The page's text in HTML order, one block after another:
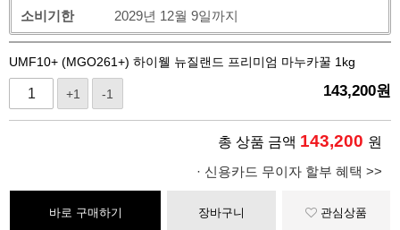
소비기한
2029년 12월 9일까지
UMF10+ (MGO261+) 하이웰 뉴질랜드 프리미엄 마누카꿀 1kg
+1 -1 143,200원
총 상품 금액 143,200 원
· 신용카드 무이자 할부 혜택 >>
바로 구매하기 장바구니 관심상품